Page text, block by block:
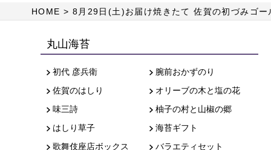
HOME 8月29日(土)お届け焼きたて 佐賀の初づみゴ
丸山海苔
初代 彦兵衛
佐賀のはしり
味三詩
はしり草子
歌舞伎座店ボックス
腕前おかずのり
オリーブの木と塩の花
柚子の村と山椒の郷
海苔ギフト
バラエティセット